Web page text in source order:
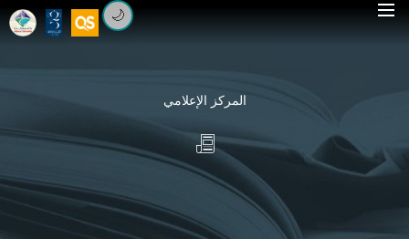
🌙
المركز الإعلامي